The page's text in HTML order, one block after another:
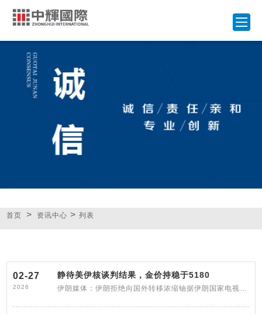
首页 > 资讯中心 >列表
02-27
2026
静待美伊核谈判结果，金价持稳于5180